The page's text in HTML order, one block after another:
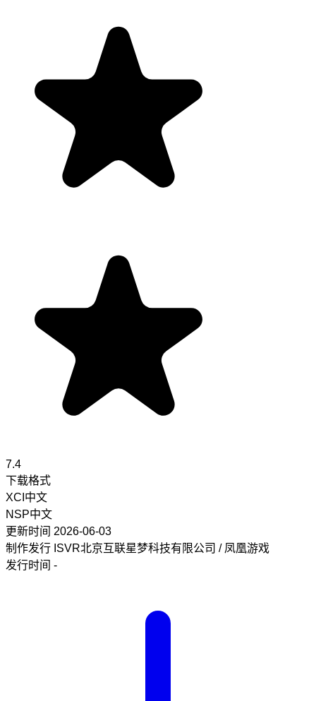
7.4
下载格式
XCI 中文
NSP中文
更新时间 2026-06-03
制作发行 ISVR北京互联星梦科技有限公司 / 凤凰游戏
发行时间 -